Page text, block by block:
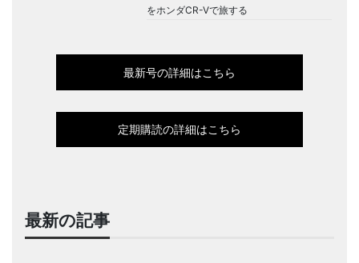
をホンダCR-Vで旅する
最新号の詳細はこちら
定期購読の詳細はこちら
最新の記事